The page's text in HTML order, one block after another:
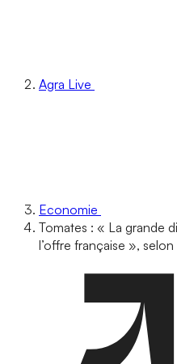
Agra Live
Economie
Tomates : « La grande
l’offre française »,